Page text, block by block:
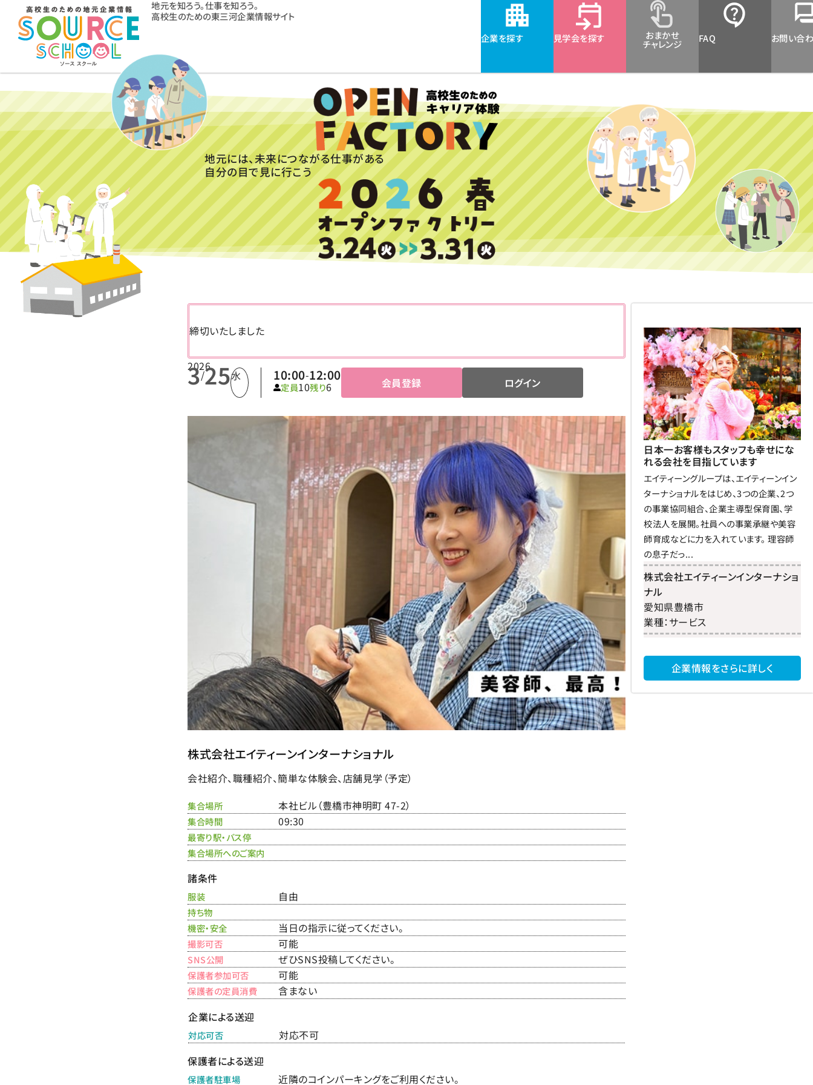
地元を知ろう。仕事を知ろう。
高校生のための東三河企業情報サイト
企業を探す
見学会を探す おまかせ
チャレンジ FAQ お問い合
地元には、未来につながる仕事がある
自分の目で見に行こう
締切いたしました
2026
3/25水 10:00-12:00
定員10残り6 会員登録 ログイン
株式会社エイティーンインターナショナル
会社紹介、職種紹介、簡単な体験会、店舗見学（予定）
集合場所 本社ビル（豊橋市神明町 47-2）
集合時間 09:30
最寄り駅・バス停
集合場所へのご案内
諸条件
服装 自由
持ち物
機密・安全
当日の指示に従ってください。
撮影可否 可能
SNS公開 ぜひSNS投稿してください。
保護者参加可否 可能
保護者の定員消費
含まない
企業による送迎
対応可否
対応不可
保護者による送迎
保護者駐車場 近隣のコインパーキングをご利用ください。
日本一お客様もスタッフも幸せにな
れる会社を目指しています
エイティーングループは、エイティーンイン
ターナショナルをはじめ、3つの企業、2つ
の事業協同組合、企業主導型保育園、学
校法人を展開。社員への事業承継や美容
師育成などに力を入れています。 理容師
の息子だっ...
株式会社エイティーンインターナショ
ナル
愛知県豊橋市
業種：サービス
企業情報をさらに詳しく